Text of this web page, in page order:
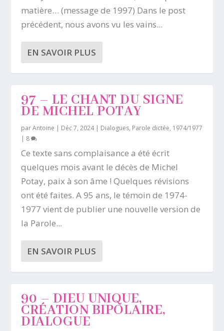
matière… (message de 1997) Dans le post
précédent, nous avons vu les vains...
EN SAVOIR PLUS
97 – LE CHANT DU SIGNE
DE MICHEL POTAY
parAntoine | Déc 7, 2024| Dialogues, Parole dictée, 1974/1977
| 8
Ce texte sans complaisance a été écrit
quelques mois avant le décès de Michel
Potay, paix à son âme ! Quelques révisions
ont été faites. A 95 ans, le témoin de 1974-
1977 vient de publier une nouvelle version de
la Parole...
EN SAVOIR PLUS
90 – DIEU UNIQUE,
CRÉATION BIPOLAIRE,
DIALOGUE